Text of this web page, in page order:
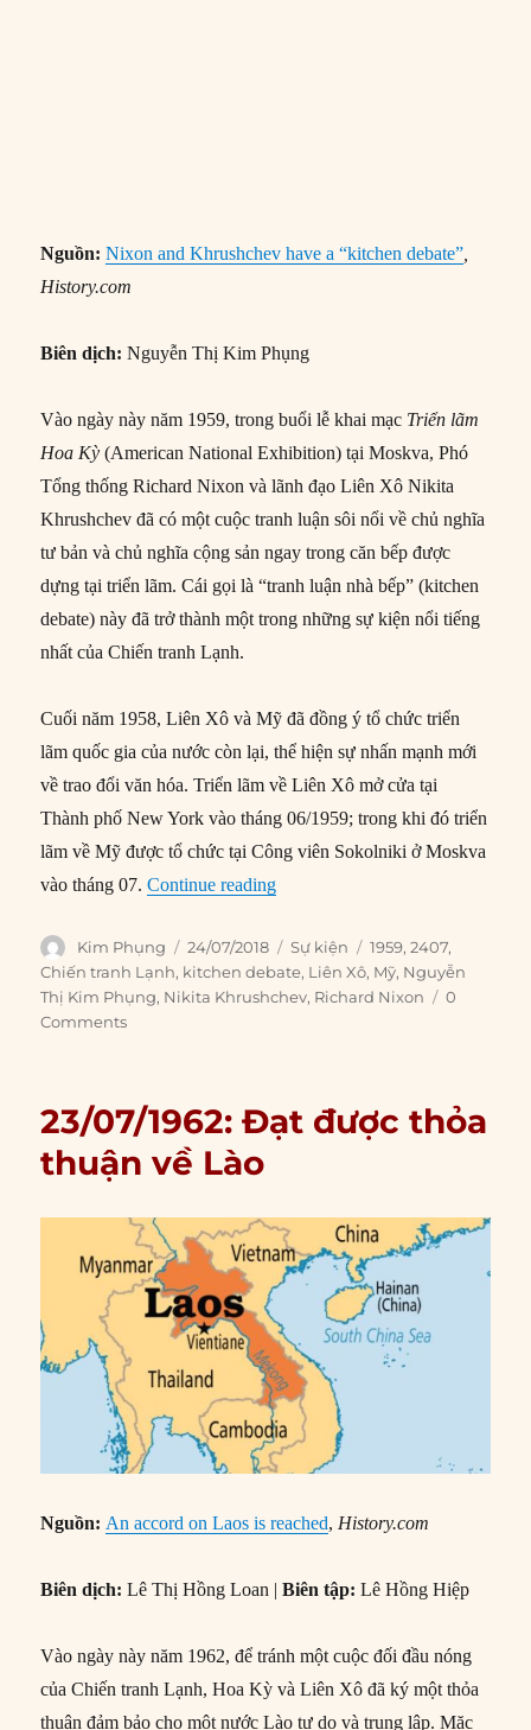
Nguồn: Nixon and Khrushchev have a “kitchen debate”
History.com
Biên dịch: Nguyễn Thị Kim Phụng
Vào ngày này năm 1959, trong buổi lễ khai mạc Triển lãm
Hoa Kỳ(American National Exhibition) tại Moskva, Phó
Tổng thống Richard Nixon và lãnh đạo Liên Xô Nikita
Khrushchev đã có một cuộc tranh luận sôi nổi về chủ nghĩa
tư bản và chủ nghĩa cộng sản ngay trong căn bếp được
dựng tại triển lãm. Cái gọi là “tranh luận nhà bếp” (kitchen
debate) này đã trở thành một trong những sự kiện nổi tiếng
nhất của Chiến tranh Lạnh.
Cuối năm 1958, Liên Xô và Mỹ đã đồng ý tổ chức triển
lãm quốc gia của nước còn lại, thể hiện sự nhấn mạnh mới
về trao đổi văn hóa. Triển lãm về Liên Xô mở cửa tại
Thành phố New York vào tháng 06/1959; trong khi đó triển
lãm về Mỹ được tổ chức tại Công viên Sokolniki ở Moskva
vào tháng 07.Continue reading“24/07/1959: ‘Tranh luận nhà
Author
Kim Phụng
Posted
on
24/07/2018 Categories
Sự kiện Tags
1959,2407,
Chiến tranh Lạnh, kitchen debate, Liên Xô, Mỹ, Nguyễn
Thị Kim Phụng, Nikita Khrushchev, Richard Nixon
0
Comments
23/07/1962: Đạt được thỏa
thuận về Lào
Nguồn: An accord on Laos is reached, History.com
Biên dịch: Lê Thị Hồng Loan |Biên tập:Lê Hồng Hiệp
Vào ngày này năm 1962, để tránh một cuộc đối đầu nóng
của Chiến tranh Lạnh, Hoa Kỳ và Liên Xô đã ký một thỏa
thuận đảm bảo cho một nước Lào tự do và trung lập. Mặc